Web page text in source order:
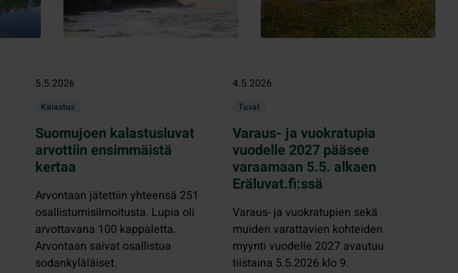
5.5.2026
Kalastus
Suomujoen kalastusluvat
arvottiin ensimmäistä
kertaa
Arvontaan jätettiin yhteensä 251
osallistumisilmoitusta. Lupia oli
arvottavana 100 kappaletta.
Arvontaan saivat osallistua
sodankyläläiset.
4.5.2026
Tuvat
Varaus- ja vuokratupia
vuodelle 2027 pääsee
varaamaan 5.5. alkaen
Eräluvat.fi:ssä
Varaus- ja vuokratupien sekä
muiden varattavien kohteiden
myynti vuodelle 2027 avautuu
tiistaina 5.5.2026 klo 9.